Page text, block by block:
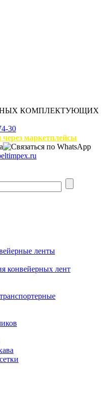
КОМПЛЕКТУЮЩИХ
30
маркетплейсы
ленты
конвейерных лент